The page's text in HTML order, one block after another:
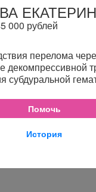
000 рублей
перелома
декомпрессивной
субдуральной
Помочь
История